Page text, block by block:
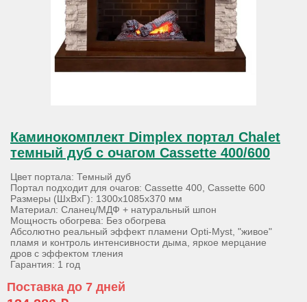
Каминокомплект Dimplex портал Chalet
темный дуб с очагом Cassette 400/600
Цвет портала: Темный дуб
Портал подходит для очагов: Cassette 400, Cassette 600
Размеры (ШхВхГ): 1300х1085х370 мм
Материал: Сланец/МДФ + натуральный шпон
Мощность обогрева: Без обогрева
Абсолютно реальный эффект пламени Opti-Myst, "живое"
пламя и контроль интенсивности дыма, яркое мерцание
дров с эффектом тления
Гарантия: 1 год
Поставка до 7 дней